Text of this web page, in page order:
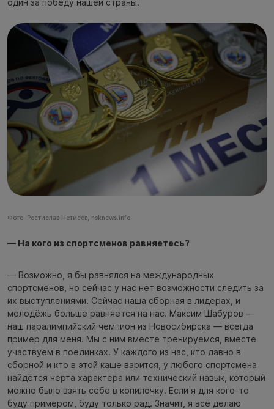
один за победу нашей страны.
Фото: Ростислав Нетисов, nsknews.info
— На кого из спортсменов равняетесь?
— Возможно, я бы равнялся на международных
спортсменов, но сейчас у нас нет возможности следить за
их выступлениями. Сейчас наша сборная в лидерах, и
молодёжь больше равняется на нас. Максим Шабуров —
наш паралимпийский чемпион из Новосибирска — всегда
пример для меня. Мы с ним вместе тренируемся, вместе
участвуем в поединках. У каждого из нас, кто давно в
сборной и кто в этой каше варится, у любого спортсмена
найдётся черта характера или технический навык, который
можно было взять себе в копилочку. Если я для кого-то
буду примером, буду только рад. Значит, я всё делаю